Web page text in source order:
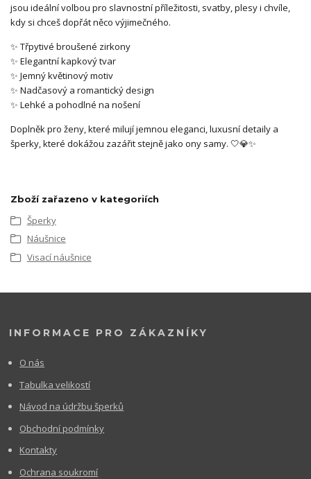
jsou ideální volbou pro slavnostní příležitosti, svatby, plesy i chvíle,
kdy si chceš dopřát něco výjimečného.
✨ Třpytivé broušené zirkony
✨ Elegantní kapkový tvar
✨ Jemný květinový motiv
✨ Nadčasový a romantický design
✨ Lehké a pohodlné na nošení
Doplněk pro ženy, které milují jemnou eleganci, luxusní detaily a
šperky, které dokážou zazářit stejně jako ony samy. 🤍💎✨
Zboží zařazeno v kategoriích
Šperky
Náušnice
Visací náušnice
INFORMACE PRO ZÁKAZNÍKY
O nás
Tabulka velikostí
Návod na údržbu šperků
Obchodní podmínky
Kontakty
Ochrana soukromí